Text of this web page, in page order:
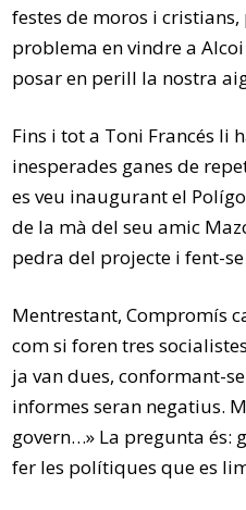
festes de moros i
problema en vindre a
posar en perill la nostra
Fins i tot a Toni Francés li
inesperades ganes de
es veu inaugurant el
de la mà del seu amic
pedra del projecte i fent-
Mentrestant, Compromís
com si foren tres
ja van dues, conformant-
informes seran negatius.
govern…» La pregunta és:
fer les polítiques que es